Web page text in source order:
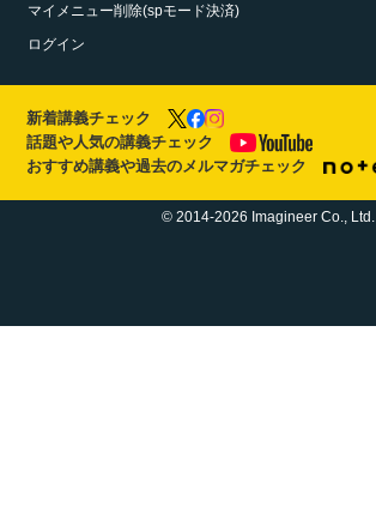
マイメニュー削除(spモード決済)
ログイン
新着講義チェック
話題や人気の講義チェック
おすすめ講義や過去のメルマガチェック
© 2014-2026 Imagineer Co., Ltd.